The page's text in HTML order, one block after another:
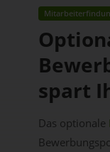
spart
Das optionale